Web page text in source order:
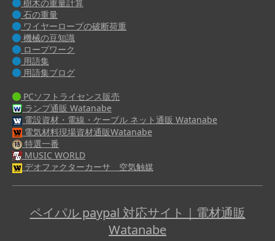
樹木の重量計算
石の重量
ワイヤーロープの破断荷重
機械の豆知識
ロープワーク
用語集
用語集ブログ
PCソフトライセンス販売
ランプ通販 Watanabe
電設資材・電線・ケーブル ネット通販 Watanabe
電気材料現場資材通販Watanabe
特選一番
MUSIC WORLD
デオファクターカーサ 空気触媒
ペイパル paypal 対応サイト｜電材通販
Watanabe